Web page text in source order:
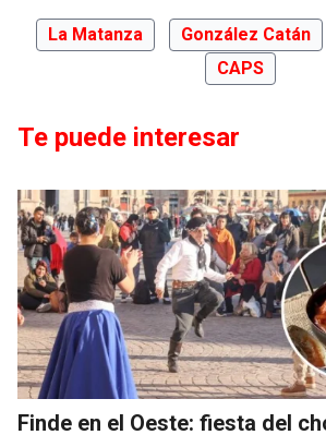
La Matanza González Catán
CAPS
Te puede interesar
Finde en el Oeste: fiesta del